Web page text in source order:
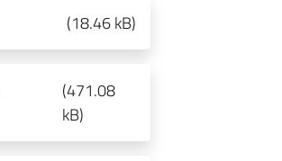
(18.46 kB)
(471.08
kB)